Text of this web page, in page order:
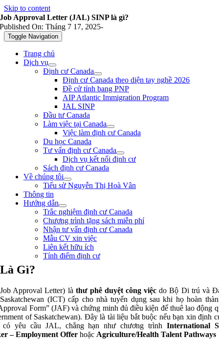
Skip to content
Toggle Navigation
Trang chủ
Dịch vụ
Định cư Canada
Định cư Canada theo diện tay nghề 2026
Đề cử tỉnh bang PNP
AIP Atlantic Immigration Program
JAL SINP
Đầu tư Canada
Làm việc tại Canada
Việc làm định cư Canada
Du học Canada
Tư vấn định cư Canada
Dịch vụ kết nối định cư
Sách định cư Canada
Về chúng tôi
Tiểu sử Nguyễn Thị Hoà Vân
Thông tin
Hướng dẫn
Trắc nghiệm định cư Canada
Chương trình tặng sách miễn phí
Nhận tư vấn định cư Canada
Mẫu CV xin việc
Liên kết hữu ích
Tính điểm định cư
Job Approval Letter (JAL) SINP là gì?
Published On: Tháng 7 17, 2025-
Gì?
Approval Letter) là thư phê duyệt công việc do Bộ Di trú và
(ICT) cấp cho nhà tuyển dụng sau khi họ hoàn
Form” (JAF) và chứng minh đủ điều kiện để thuê lao động
of Saskatchewan). Đây là tài liệu bắt buộc nếu bạn xin định
có yêu cầu JAL, chẳng hạn như chương trìnhInternational
– Employment Offer hoặc Agriculture/Health Talent Pathways